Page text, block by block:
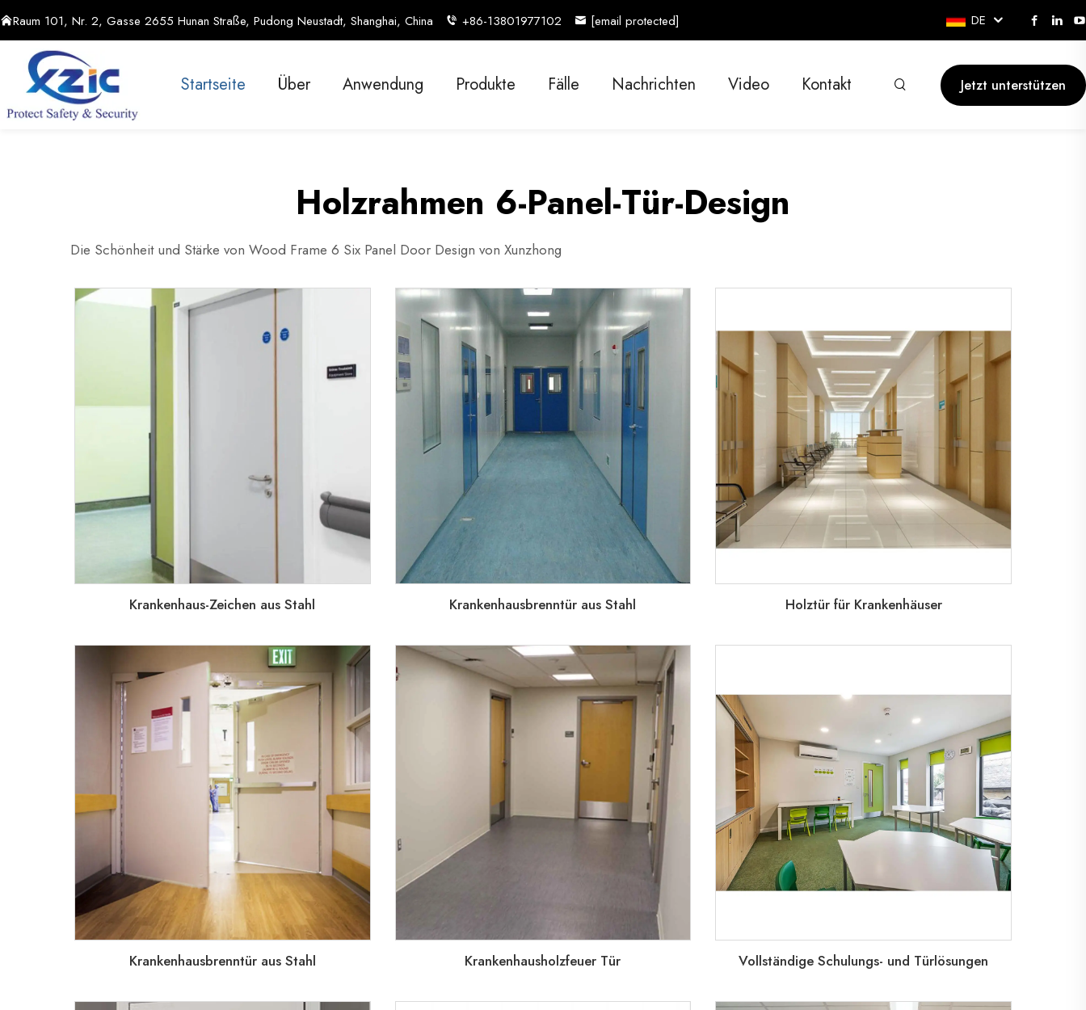
Raum 101, Nr. 2, Gasse 2655 Hunan Straße, Pudong Neustadt, Shanghai, China +86-13801977102 [email protected] DE
Startseite Über Anwendung Produkte Fälle Nachrichten Video Kontakt Jetzt unterstützen
Holzrahmen 6-Panel-Tür-Design
Die Schönheit und Stärke von Wood Frame 6 Six Panel Door Design von Xunzhong
Krankenhaus-Zeichen aus Stahl Krankenhausbrenntür aus Stahl Holztür für Krankenhäuser
Krankenhausbrenntür aus Stahl Krankenhausholzfeuer Tür Vollständige Schulungs- und Türlösungen